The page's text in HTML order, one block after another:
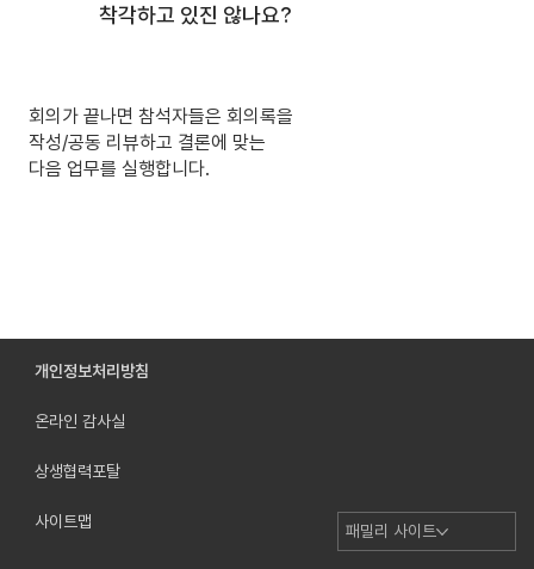
착각하고 있진 않나요?
회의가 끝나면 참석자들은 회의록을
작성/공동 리뷰하고 결론에 맞는
다음 업무를 실행합니다.
개인정보처리방침
온라인 감사실
상생협력포탈
사이트맵
패밀리 사이트